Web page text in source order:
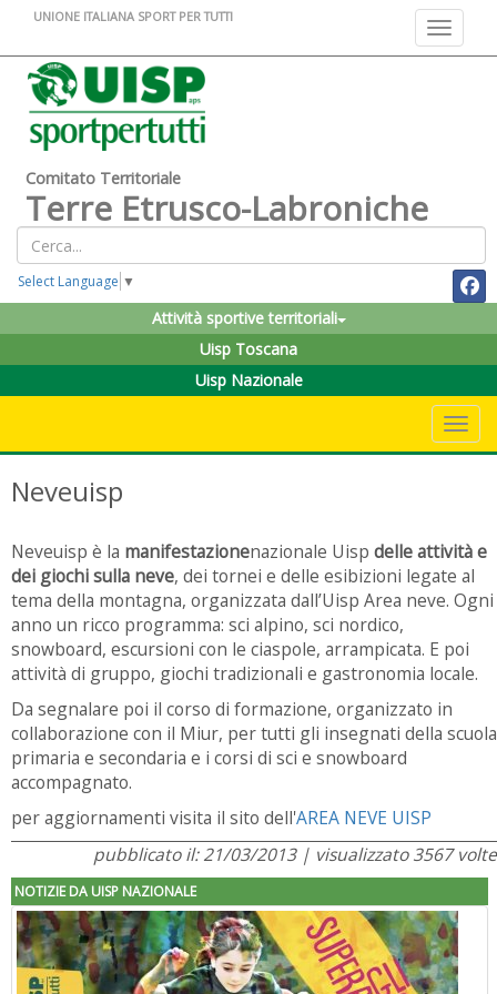
Toggle
UNIONE ITALIANA SPORT PER TUTTI
Comitato Territoriale
Terre Etrusco-Labroniche
Select Language ▼
Attività sportive territoriali
Uisp Toscana
Uisp Nazionale
Neveuisp
Neveuisp è la manifestazionenazionale Uisp delleattività e
dei giochi sulla neve, dei tornei e delle esibizioni legate al
tema della montagna, organizzata dall’Uisp Area neve. Ogni
anno un ricco programma: sci alpino, sci nordico,
snowboard, escursioni con le ciaspole, arrampicata. E poi
attività di gruppo, giochi tradizionali e gastronomia locale.
Da segnalare poi il corso di formazione, organizzato in
collaborazione con il Miur, per tutti gli insegnati della scuola
primaria e secondaria e i corsi di sci e snowboard
accompagnato.
per aggiornamenti visita il sito dell'AREA NEVE UISP
pubblicato il: 21/03/2013 | visualizzato 3567 volte
NOTIZIE DA UISP NAZIONALE